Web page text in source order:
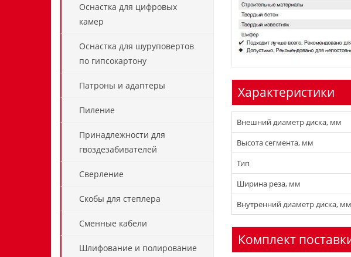
Оснастка для цифровых
камер
Оснастка для шуруповертов
по гипсокартону
Патроны и адаптеры
Пиление
Принадлежности для
гвоздезабивателей
Сверление
Скобы для степлера
Сменные кабели
Шлифование и полирование
Характеристики
Внешний диаметр диска, мм
Высота сегмента, мм
Тип
Ширина реза, мм
Внутренний диаметр диска, мм
Комплект